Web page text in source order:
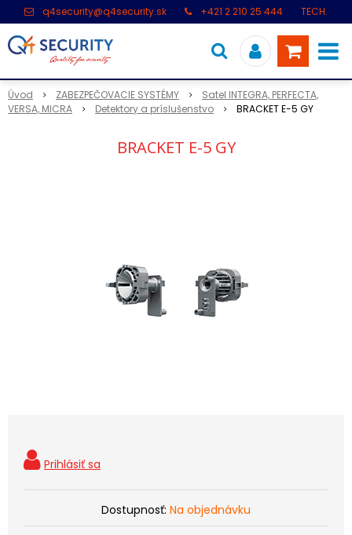
q4security@q4security.sk +421 2 210 25 444
TECH.
Úvod ZABEZPEČOVACIE SYSTÉMY
Satel INTEGRA, PERFECTA,
VERSA, MICRA
Detektory a príslušenstvo BRACKET E-5 GY
BRACKET E-5 GY
Dostupnosť: Na objednávku